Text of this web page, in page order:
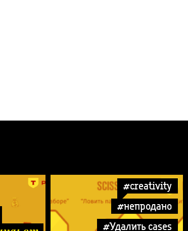
#creativity
#непродано
#Удалить cases